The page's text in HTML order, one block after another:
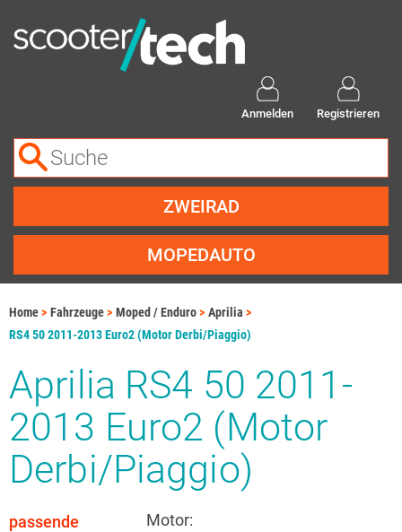
Anmelden Registrieren
ZWEIRAD
MOPEDAUTO
Home Fahrzeuge Moped / Enduro
Aprilia
RS4 50 2011-2013 Euro2 (Motor Derbi/Piaggio)
Aprilia RS4 50 2011-
2013 Euro2 (Motor
Derbi/Piaggio)
passende
Motor: